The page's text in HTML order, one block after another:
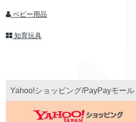
ベビー用品
知育玩具
Yahoo!ショッピング/PayPayモール